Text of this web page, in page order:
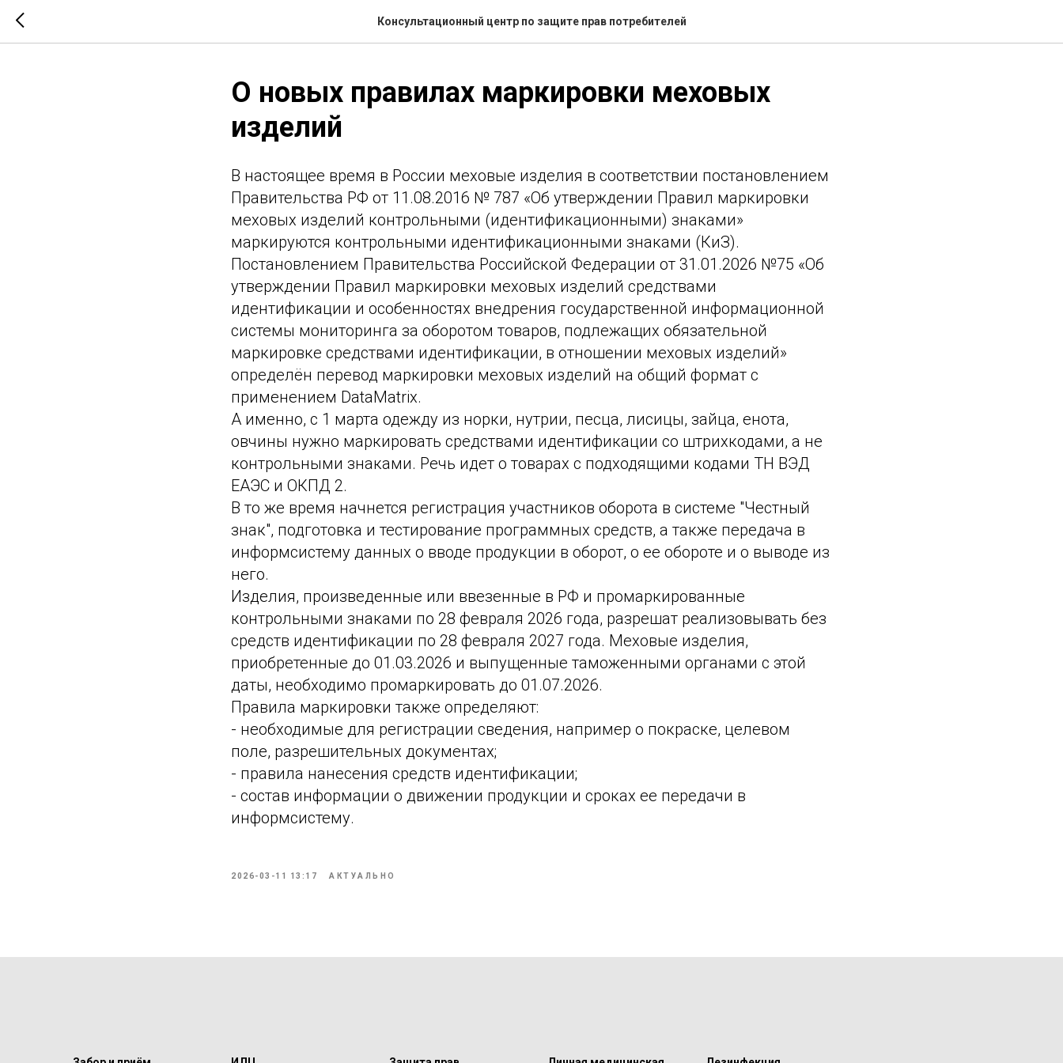
Консультационный центр по защите прав потребителей
О новых правилах маркировки меховых
изделий
В настоящее время в России меховые изделия в соответствии постановлением
Правительства РФ от 11.08.2016 № 787 «Об утверждении Правил маркировки
меховых изделий контрольными (идентификационными) знаками»
маркируются контрольными идентификационными знаками (КиЗ).
Постановлением Правительства Российской Федерации от 31.01.2026 №75 «Об
утверждении Правил маркировки меховых изделий средствами
идентификации и особенностях внедрения государственной информационной
системы мониторинга за оборотом товаров, подлежащих обязательной
маркировке средствами идентификации, в отношении меховых изделий»
определён перевод маркировки меховых изделий на общий формат с
применением DataMatrix.
А именно, с 1 марта одежду из норки, нутрии, песца, лисицы, зайца, енота,
овчины нужно маркировать средствами идентификации со штрихкодами, а не
контрольными знаками. Речь идет о товарах с подходящими кодами ТН ВЭД
ЕАЭС и ОКПД 2.
В то же время начнется регистрация участников оборота в системе "Честный
знак", подготовка и тестирование программных средств, а также передача в
информсистему данных о вводе продукции в оборот, о ее обороте и о выводе из
него.
Изделия, произведенные или ввезенные в РФ и промаркированные
контрольными знаками по 28 февраля 2026 года, разрешат реализовывать без
средств идентификации по 28 февраля 2027 года. Меховые изделия,
приобретенные до 01.03.2026 и выпущенные таможенными органами с этой
даты, необходимо промаркировать до 01.07.2026.
Правила маркировки также определяют:
- необходимые для регистрации сведения, например о покраске, целевом
поле, разрешительных документах;
- правила нанесения средств идентификации;
- состав информации о движении продукции и сроках ее передачи в
информсистему.
2026-03-11 13:17 АКТУАЛЬНО